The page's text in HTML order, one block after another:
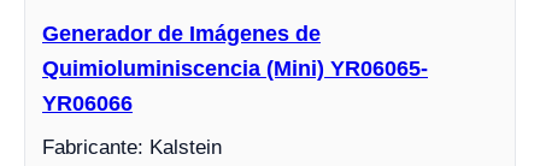
Generador de Imágenes de
Quimioluminiscencia (Mini) YR06065-
YR06066
Fabricante: Kalstein